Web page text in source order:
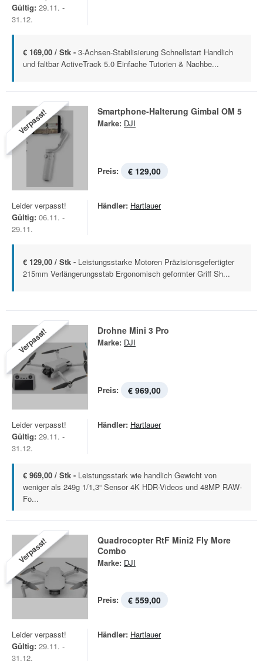
Gültig: 29.11. -
31.12.
€ 169,00 / Stk - 3-Achsen-Stabilisierung Schnellstart Handlich
und faltbar ActiveTrack 5.0 Einfache Tutorien & Nachbe...
Verpasst! Smartphone-Halterung Gimbal OM 5
Marke: DJI
Preis: € 129,00
Leider verpasst!
Gültig: 06.11. -
29.11.
Händler: Hartlauer
€ 129,00 / Stk - Leistungsstarke Motoren Präzisionsgefertigter
215mm Verlängerungsstab Ergonomisch geformter Griff Sh...
Verpasst! Drohne Mini 3 Pro
Marke: DJI
Preis: € 969,00
Leider verpasst!
Gültig: 29.11. -
31.12.
Händler: Hartlauer
€ 969,00 / Stk - Leistungsstark wie handlich Gewicht von
weniger als 249g 1/1,3“ Sensor 4K HDR-Videos und 48MP RAW-
Fo...
Verpasst!
Quadrocopter RtF Mini2 Fly More
Combo
Marke: DJI
Preis: € 559,00
Leider verpasst!
Gültig: 29.11. -
31.12.
Händler: Hartlauer